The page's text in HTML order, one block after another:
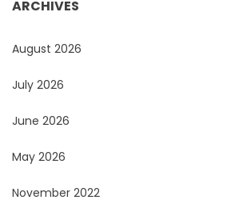
ARCHIVES
August 2026
July 2026
June 2026
May 2026
November 2022